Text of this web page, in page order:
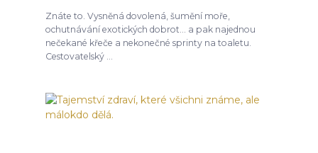
Znáte to. Vysněná dovolená, šumění moře,
ochutnávání exotických dobrot... a pak najednou
nečekané křeče a nekonečné sprinty na toaletu.
Cestovatelský ...